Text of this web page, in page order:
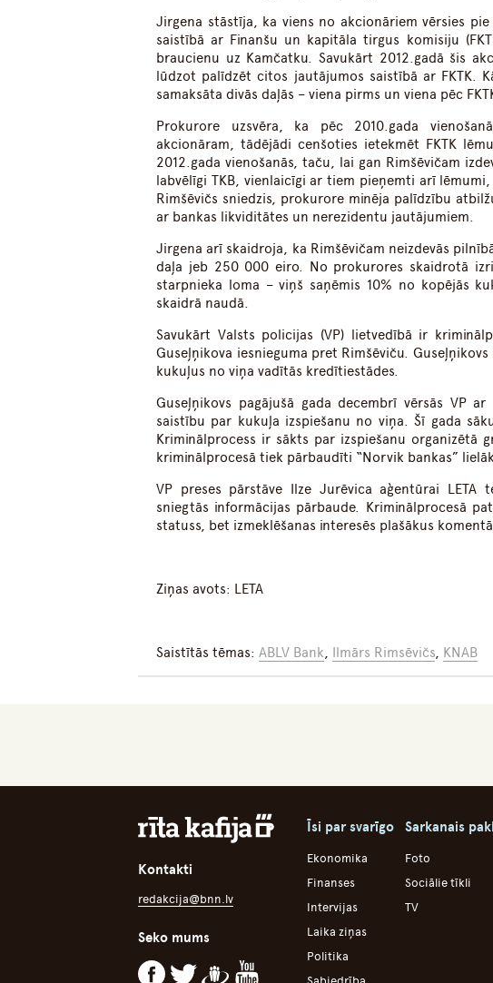
Jirgena stāstīja, ka viens no akcionāriem vērsies
saistībā ar Finanšu un kapitāla tirgus komisiju
braucienu uz Kamčatku. Savukārt 2012.gadā šis
lūdzot palīdzēt citos jautājumos saistībā ar FKTK.
samaksāta divās daļās – viena pirms un viena pēc
Prokurore uzsvēra, ka pēc 2010.gada
akcionāram, tādējādi cenšoties ietekmēt FKTK
2012.gada vienošanās, taču, lai gan Rimšēvičam
labvēlīgi TKB, vienlaicīgi ar tiem pieņemti arī
Rimšēvičs sniedzis, prokurore minēja palīdzību
ar bankas likviditātes un nerezidentu jautājumiem.
Jirgena arī skaidroja, ka Rimšēvičam neizdevās
daļa jeb 250 000 eiro. No prokurores skaidrotā
starpnieka loma – viņš saņēmis 10% no kopējās
skaidrā naudā.
Savukārt Valsts policijas (VP) lietvedībā ir
Guseļņikova iesnieguma pret Rimšēviču.
kukuļus no viņa vadītās kredītiestādes.
Guseļņikovs pagājušā gada decembrī vērsās VP
saistību par kukuļa izspiešanu no viņa. Šī gada
Kriminālprocess ir sākts par izspiešanu organizētā
kriminālprocesā tiek pārbaudīti “Norvik bankas”
VP preses pārstāve Ilze Jurēvica aģentūrai
sniegtās informācijas pārbaude. Kriminālprocesā
statuss, bet izmeklēšanas interesēs plašākus
Ziņas avots: LETA
Saistītās tēmas:ABLV Bank, Ilmārs Rimsēvičs, KNAB
Kontakti
redakcija@bnn.lv
Seko mums
Īsi par svarīgo
Ekonomika
Finanses
Intervijas
Laika ziņas
Politika
Sarkanais
Foto
Sociālie tīkli
TV